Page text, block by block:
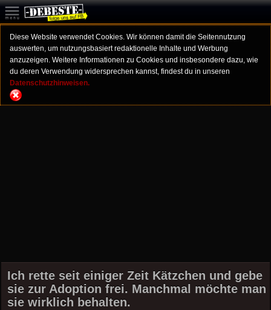
Diese Website verwendet Cookies. Wir können damit die Seitennutzung
auswerten, um nutzungsbasiert redaktionelle Inhalte und Werbung
anzuzeigen. Weitere Informationen zu Cookies und insbesondere dazu, wie
du deren Verwendung widersprechen kannst, findest du in unseren
Datenschutzhinweisen.
Ich rette seit einiger Zeit Kätzchen und gebe
sie zur Adoption frei. Manchmal möchte man
sie wirklich behalten.